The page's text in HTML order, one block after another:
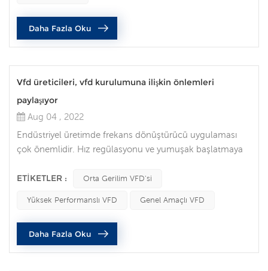
fazı (L1 ve L2) ve muhtemelen bir nötrü vardır. 120, 240 ...
Daha Fazla Oku
Vfd üreticileri, vfd kurulumuna ilişkin önlemleri
paylaşıyor
Aug 04 , 2022
Endüstriyel üretimde frekans dönüştürücü uygulaması
çok önemlidir. Hız regülasyonu ve yumuşak başlatmaya
Günümüzde endüstriyel otomasyonun sürekli
olarak kullanılmaktadır. Son zamanlarda, birçok müşteri
invertörü kurarken alınacak önlemler hakkında bilgi aldı.
Aşağıdaki Dolycon inverter...
ETIKETLER : Orta Gerilim VFD'si
Yüksek Performanslı VFD Genel Amaçlı VFD
Daha Fazla Oku